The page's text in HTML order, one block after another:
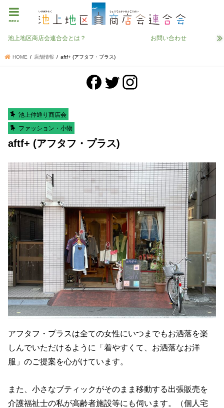
menu
池上地区商店会連合会とは？ お問い合わせ
HOME 店舗情報 aftf+ (アフタフ・プラス)
池上仲通り商店会
ファッション・小物
aftf+ (アフタフ・プラス)
アフタフ・プラスは全ての女性にいつまでもお洒落を楽
しんでいただけるように「着やすくて、お洒落なお洋
服」のご提案を心がけています。
また、小さなブティックがそのまま移動する出張販売を
介護福祉士の私が高齢者施設等にも伺います。（個人宅